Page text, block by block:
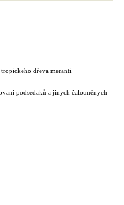
dřeva meranti.
podsedaků a jinych čalouněnych